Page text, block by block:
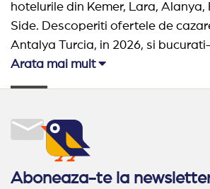
hotelurile din Kemer, Lara, Alanya,
Side. Descoperiti ofertele de
Antalya Turcia, in 2026, si
superioare de masa si cazare.
intreaga zi, camere si apartamente
si europeana, toata va asteapta in
2026.
Arata mai mult
Aboneaza-te la